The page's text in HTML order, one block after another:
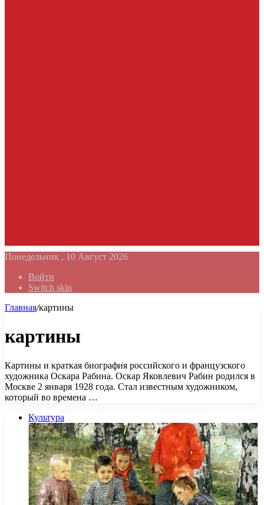
Понедельник , 10 Август 2026
Войти
Switch skin
Главная/картины
картины
Картины и краткая биография российского и французского
художника Оскара Рабина. Оскар Яковлевич Рабин родился в
Москве 2 января 1928 года. Стал известным художником,
который во времена …
Культура